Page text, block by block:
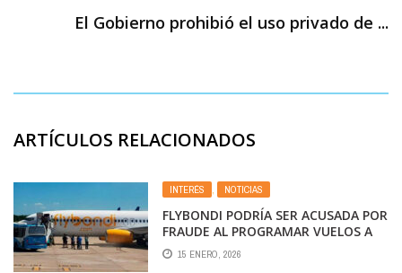
El Gobierno prohibió el uso privado de ...
ARTÍCULOS RELACIONADOS
INTERÉS , NOTICIAS
FLYBONDI PODRÍA SER ACUSADA POR
FRAUDE AL PROGRAMAR VUELOS A
CONCIENCIA QUE NO IBA A PODER
REALIZARLOS
15 ENERO, 2026